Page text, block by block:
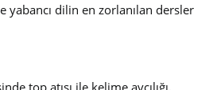
yabancı dilin en zorlanılan dersler